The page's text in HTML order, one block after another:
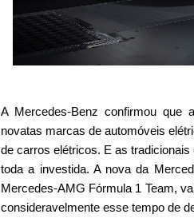
A Mercedes-Benz confirmou que
novatas marcas de automóveis
de carros elétricos. E as
toda a investida. A nova da
Mercedes-AMG Fórmula 1 Team,
consideravelmente esse tempo de